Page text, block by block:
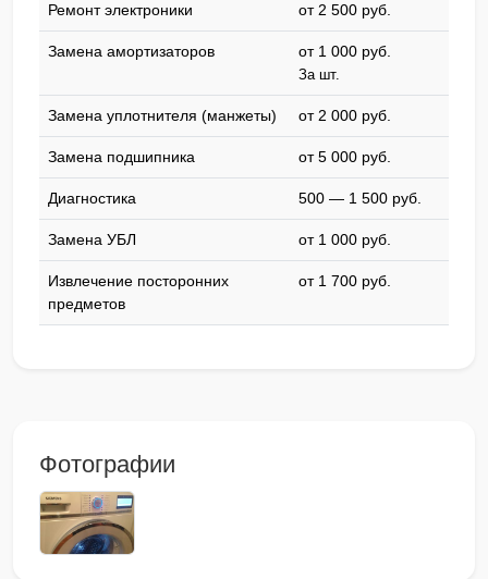
Ремонт электроники от 2 500 pyб.
Замена амортизаторов от 1 000 pyб.
За шт.
Замена уплотнителя (манжеты) от 2 000 pyб.
Замена подшипника от 5 000 pyб.
Диагностика 500 — 1 500 pyб.
Замена УБЛ от 1 000 pyб.
Извлечение посторонних
предметов
от 1 700 pyб.
Фотографии